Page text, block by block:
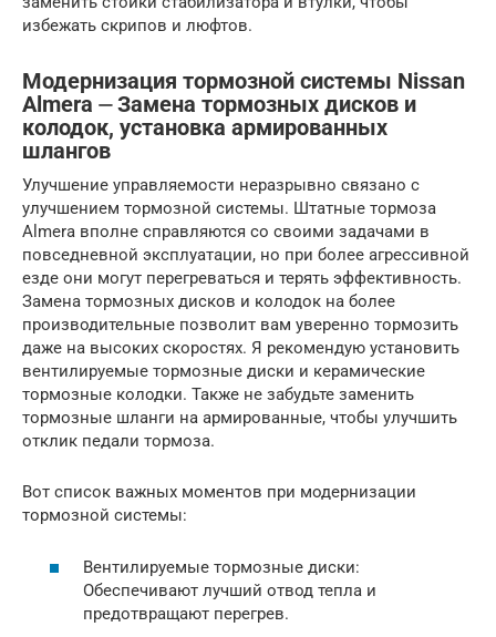
избежать скрипов и люфтов.
Модернизация тормозной системы Nissan
Almera ⏤ Замена тормозных дисков и
колодок, установка армированных
шлангов
Улучшение управляемости неразрывно связано с
улучшением тормозной системы. Штатные тормоза
Almera вполне справляются со своими задачами в
повседневной эксплуатации, но при более агрессивной
езде они могут перегреваться и терять эффективность.
Замена тормозных дисков и колодок на более
производительные позволит вам уверенно тормозить
даже на высоких скоростях. Я рекомендую установить
вентилируемые тормозные диски и керамические
тормозные колодки. Также не забудьте заменить
тормозные шланги на армированные, чтобы улучшить
отклик педали тормоза.
Вот список важных моментов при модернизации
тормозной системы:
Вентилируемые тормозные диски:
Обеспечивают лучший отвод тепла и
предотвращают перегрев.